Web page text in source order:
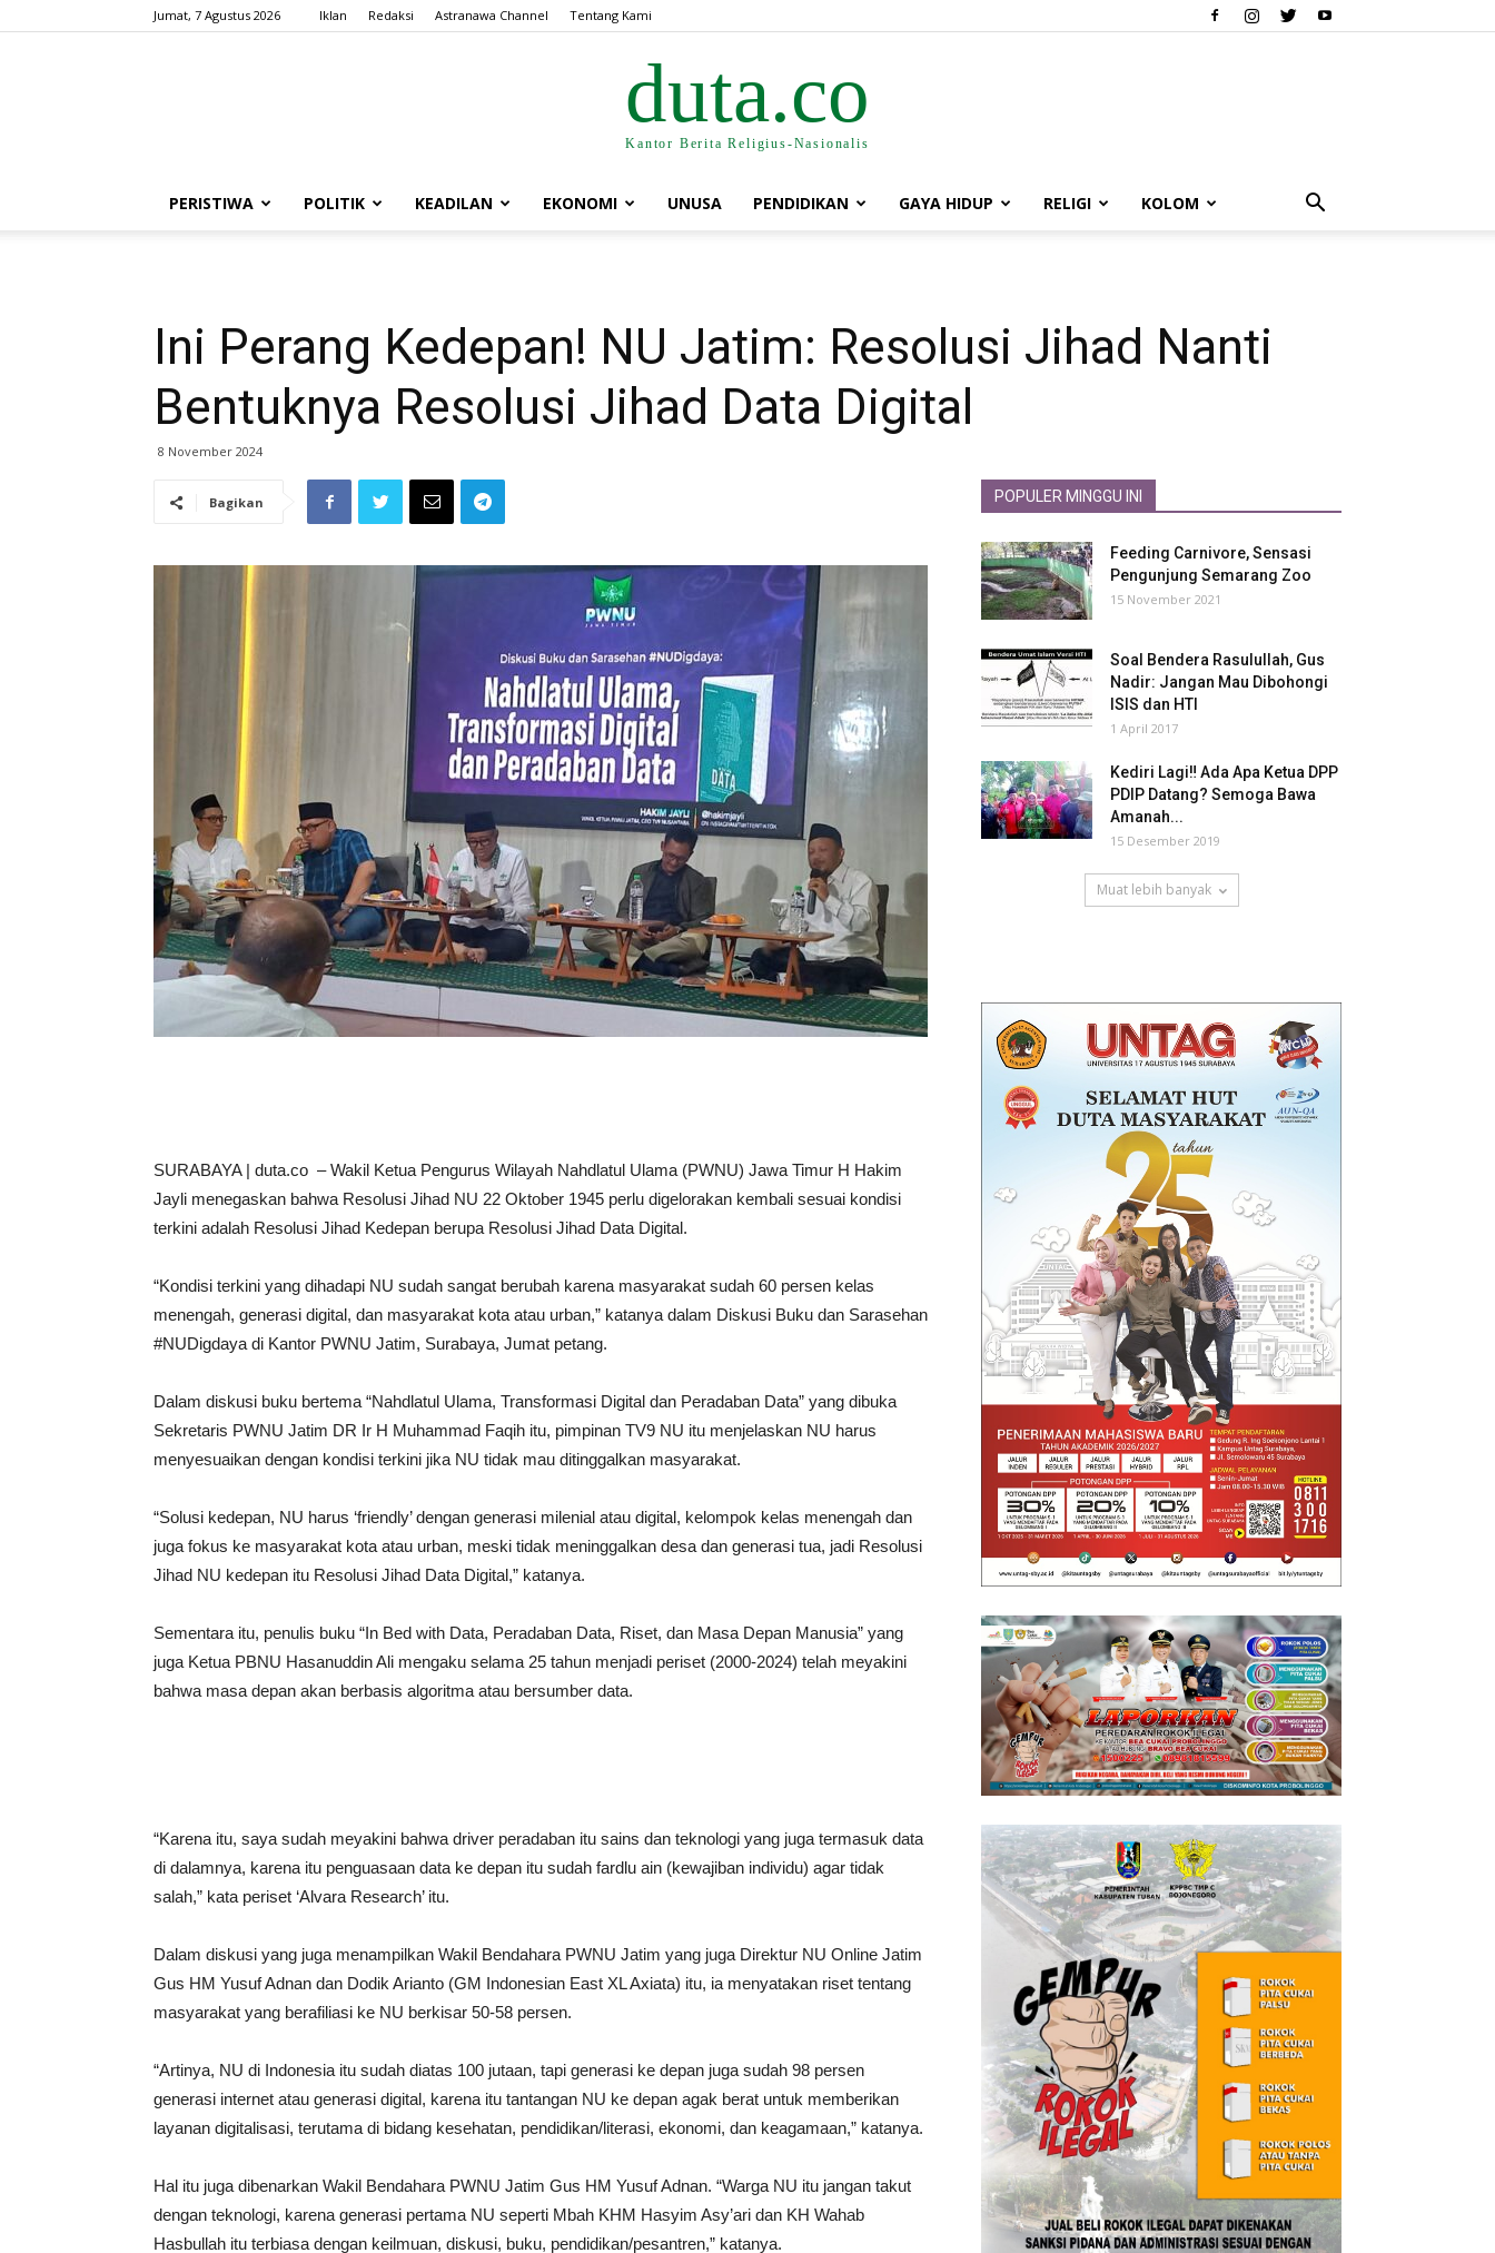
Jumat, 7 Agustus 2026 Iklan Redaksi Astranawa Channel Tentang Kami
duta.co
Kantor Berita Religius-Nasionalis
PERISTIWA POLITIK KEADILAN EKONOMI UNUSA PENDIDIKAN GAYA HIDUP RELIGI KOLOM
Ini Perang Kedepan! NU Jatim: Resolusi Jihad Nanti
Bentuknya Resolusi Jihad Data Digital
8 November 2024
Bagikan
SURABAYA | duta.co – Wakil Ketua Pengurus Wilayah Nahdlatul Ulama (PWNU) Jawa Timur H Hakim
Jayli menegaskan bahwa Resolusi Jihad NU 22 Oktober 1945 perlu digelorakan kembali sesuai kondisi
terkini adalah Resolusi Jihad Kedepan berupa Resolusi Jihad Data Digital.
“Kondisi terkini yang dihadapi NU sudah sangat berubah karena masyarakat sudah 60 persen kelas
menengah, generasi digital, dan masyarakat kota atau urban,” katanya dalam Diskusi Buku dan Sarasehan
#NUDigdaya di Kantor PWNU Jatim, Surabaya, Jumat petang.
Dalam diskusi buku bertema “Nahdlatul Ulama, Transformasi Digital dan Peradaban Data” yang dibuka
Sekretaris PWNU Jatim DR Ir H Muhammad Faqih itu, pimpinan TV9 NU itu menjelaskan NU harus
menyesuaikan dengan kondisi terkini jika NU tidak mau ditinggalkan masyarakat.
“Solusi kedepan, NU harus ‘friendly’ dengan generasi milenial atau digital, kelompok kelas menengah dan
juga fokus ke masyarakat kota atau urban, meski tidak meninggalkan desa dan generasi tua, jadi Resolusi
Jihad NU kedepan itu Resolusi Jihad Data Digital,” katanya.
Sementara itu, penulis buku “In Bed with Data, Peradaban Data, Riset, dan Masa Depan Manusia” yang
juga Ketua PBNU Hasanuddin Ali mengaku selama 25 tahun menjadi periset (2000-2024) telah meyakini
bahwa masa depan akan berbasis algoritma atau bersumber data.
“Karena itu, saya sudah meyakini bahwa driver peradaban itu sains dan teknologi yang juga termasuk data
di dalamnya, karena itu penguasaan data ke depan itu sudah fardlu ain (kewajiban individu) agar tidak
salah,” kata periset ‘Alvara Research’ itu.
Dalam diskusi yang juga menampilkan Wakil Bendahara PWNU Jatim yang juga Direktur NU Online Jatim
Gus HM Yusuf Adnan dan Dodik Arianto (GM Indonesian East XL Axiata) itu, ia menyatakan riset tentang
masyarakat yang berafiliasi ke NU berkisar 50-58 persen.
“Artinya, NU di Indonesia itu sudah diatas 100 jutaan, tapi generasi ke depan juga sudah 98 persen
generasi internet atau generasi digital, karena itu tantangan NU ke depan agak berat untuk memberikan
layanan digitalisasi, terutama di bidang kesehatan, pendidikan/literasi, ekonomi, dan keagamaan,” katanya.
Hal itu juga dibenarkan Wakil Bendahara PWNU Jatim Gus HM Yusuf Adnan. “Warga NU itu jangan takut
dengan teknologi, karena generasi pertama NU seperti Mbah KHM Hasyim Asy’ari dan KH Wahab
Hasbullah itu terbiasa dengan keilmuan, diskusi, buku, pendidikan/pesantren,” katanya.
POPULER MINGGU INI
Feeding Carnivore, Sensasi
Pengunjung Semarang Zoo
15 November 2021
Soal Bendera Rasulullah, Gus
Nadir: Jangan Mau Dibohongi
ISIS dan HTI
1 April 2017
Kediri Lagi‼ Ada Apa Ketua DPP
PDIP Datang? Semoga Bawa
Amanah...
15 Desember 2019
Muat lebih banyak